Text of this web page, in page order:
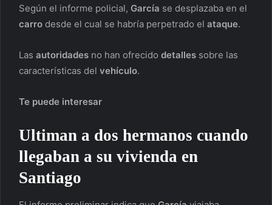
Según el informe policial, García se desplazaba en el
carro desde el cual se habría perpetrado el ataque.
Las autoridades no han ofrecido detalles sobre las
características del vehículo.
Te puede interesar
Ultiman a dos hermanos cuando
llegaban a su vivienda en
Santiago